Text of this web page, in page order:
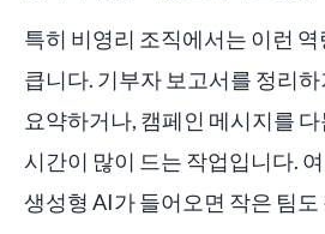
특히 비영리 조직에서는 이런
큽니다. 기부자 보고서를 정리
요약하거나, 캠페인 메시지를
시간이 많이 드는 작업입니다.
생성형 AI가 들어오면 작은 팀도